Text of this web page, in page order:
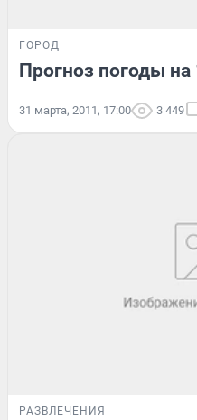
ГОРОД
Прогноз погоды на
31 марта, 2011, 17:00 3 449
РАЗВЛЕЧЕНИЯ